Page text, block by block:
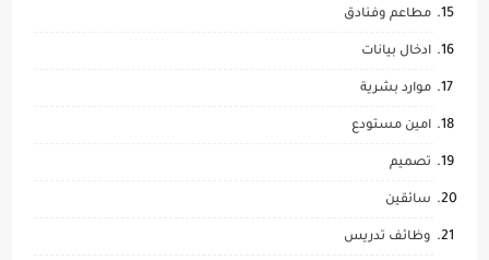
مطاعم وفنادق
ادخال بيانات
موارد بشرية
امين مستودع
تصميم
سائقين
وظائف تدريس